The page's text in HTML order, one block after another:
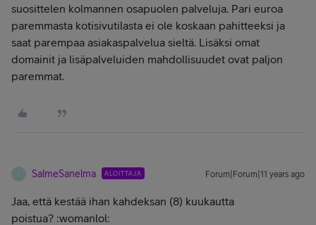
suosittelen kolmannen osapuolen palveluja. Pari euroa
paremmasta kotisivutilasta ei ole koskaan pahitteeksi ja
saat parempaa asiakaspalvelua sieltä. Lisäksi omat
domainit ja lisäpalveluiden mahdollisuudet ovat paljon
paremmat.
SalmeSanelma ALOITTAJA Forum|Forum|11 years ago
Jaa, että kestää ihan kahdeksan (8) kuukautta
poistua? :womanlol: